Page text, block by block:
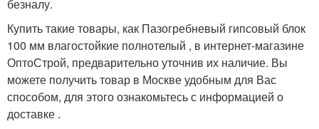
безналу.
Купить такие товары, как Пазогребневый гипсовый блок
100 мм влагостойкие полнотелый , в интернет-магазине
ОптоСтрой, предварительно уточнив их наличие. Вы
можете получить товар в Москве удобным для Вас
способом, для этого ознакомьтесь с информацией о
доставке .